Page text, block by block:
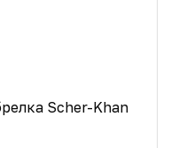
Scher-Khan